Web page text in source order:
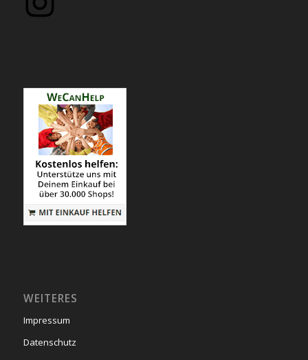
WEITERES
Impressum
Datenschutz